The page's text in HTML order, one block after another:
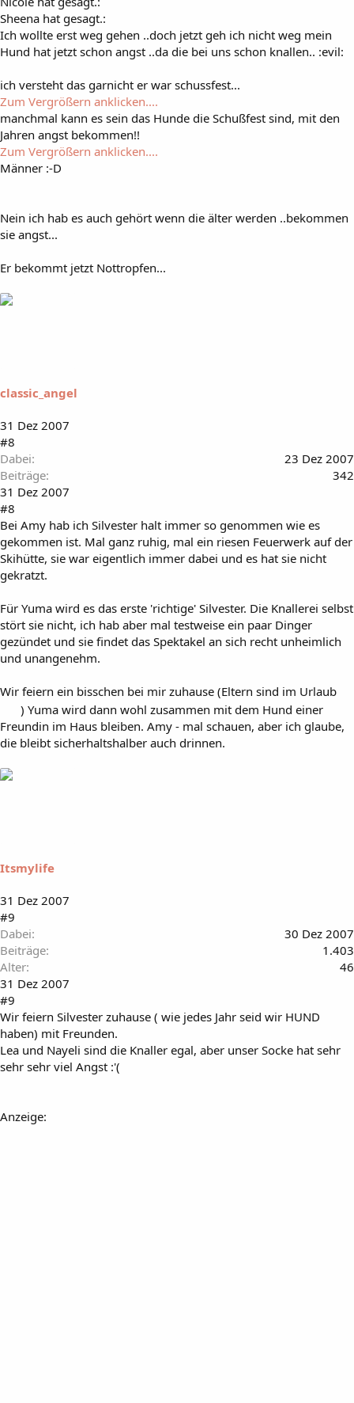
Sheena hat gesagt.:
Ich wollte erst weg gehen ..doch jetzt geh ich nicht weg mein
Hund hat jetzt schon angst ..da die bei uns schon knallen.. :evil:
ich versteht das garnicht er war schussfest...
Zum Vergrößern anklicken....
manchmal kann es sein das Hunde die Schußfest sind, mit den
Jahren angst bekommen!!
Zum Vergrößern anklicken....
Männer :-D
Nein ich hab es auch gehört wenn die älter werden ..bekommen
sie angst...
Er bekommt jetzt Nottropfen...
classic_angel
31 Dez 2007
#8
Dabei
23 Dez 2007
Beiträge
342
31 Dez 2007
#8
Bei Amy hab ich Silvester halt immer so genommen wie es
gekommen ist. Mal ganz ruhig, mal ein riesen Feuerwerk auf der
Skihütte, sie war eigentlich immer dabei und es hat sie nicht
gekratzt.
Für Yuma wird es das erste 'richtige' Silvester. Die Knallerei selbst
stört sie nicht, ich hab aber mal testweise ein paar Dinger
gezündet und sie findet das Spektakel an sich recht unheimlich
und unangenehm.
Wir feiern ein bisschen bei mir zuhause (Eltern sind im Urlaub
) Yuma wird dann wohl zusammen mit dem Hund einer
Freundin im Haus bleiben. Amy - mal schauen, aber ich glaube,
die bleibt sicherhaltshalber auch drinnen.
Itsmylife
31 Dez 2007
#9
Dabei
30 Dez 2007
Beiträge
1.403
Alter
46
31 Dez 2007
#9
Wir feiern Silvester zuhause ( wie jedes Jahr seid wir HUND
haben) mit Freunden.
Lea und Nayeli sind die Knaller egal, aber unser Socke hat sehr
sehr sehr viel Angst :'(
Anzeige: